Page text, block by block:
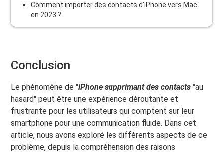
Comment importer des contacts d'iPhone vers Mac
en 2023 ?
Conclusion
Le phénomène de "iPhone supprimant des contacts "au
hasard" peut être une expérience déroutante et
frustrante pour les utilisateurs qui comptent sur leur
smartphone pour une communication fluide. Dans cet
article, nous avons exploré les différents aspects de ce
problème, depuis la compréhension des raisons